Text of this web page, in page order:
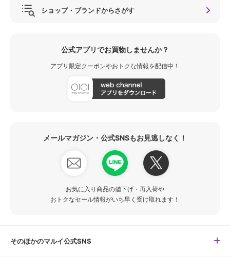
ショップ・ブランドからさがす
公式アプリでお買物しませんか？
アプリ限定クーポンやおトクな情報を配信中！
メールマガジン・公式SNSもお見逃しなく！
お気に入り商品の値下げ・再入荷や
おトクなセール情報がいち早く受け取れます！
そのほかのマルイ公式SNS